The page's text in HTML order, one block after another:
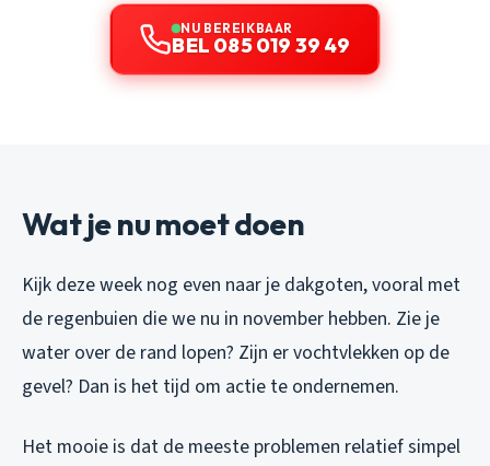
NU BEREIKBAAR
BEL 085 019 39 49
Wat je nu moet doen
Kijk deze week nog even naar je dakgoten, vooral met
de regenbuien die we nu in november hebben. Zie je
water over de rand lopen? Zijn er vochtvlekken op de
gevel? Dan is het tijd om actie te ondernemen.
Het mooie is dat de meeste problemen relatief simpel